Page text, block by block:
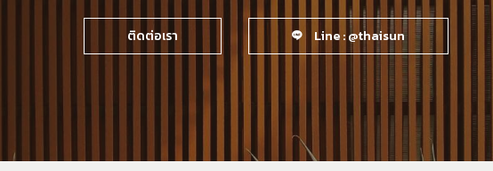
ติดต่อเรา Line : @thaisun